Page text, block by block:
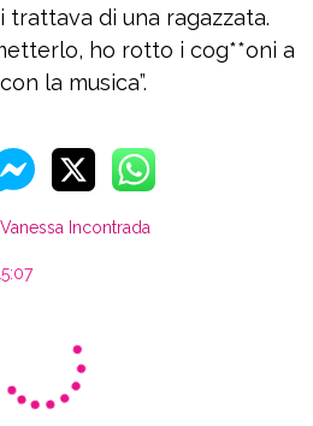
di una ragazzata.
ho rotto i cog**oni a
la musica”.
Vanessa Incontrada